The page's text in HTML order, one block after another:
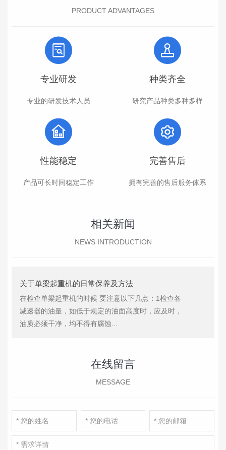
PRODUCT ADVANTAGES
专业研发
专业的研发技术人员
种类齐全
研究产品种类多种多样
性能稳定
产品可长时间稳定工作
完善售后
拥有完善的售后服务体系
相关新闻
NEWS INTRODUCTION
关于单梁起重机的日常保养及方法
在检查单梁起重机的时候 要注意以下几点：1检查各
减速器的油量，如低于规定的油面高度时，应及时，
油质必须干净，均不得有腐蚀...
在线留言
MESSAGE